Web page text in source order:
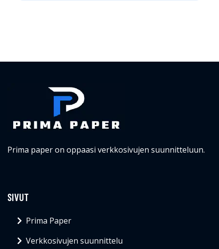
Prima paper on oppaasi verkkosivujen suunnitteluun.
SIVUT
Prima Paper
Verkkosivujen suunnittelu